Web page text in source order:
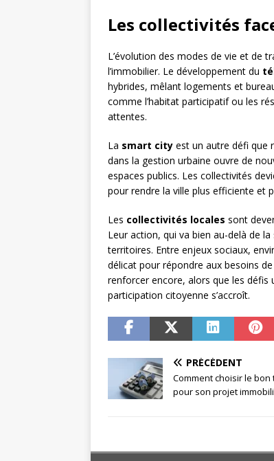
Les collectivités
L’évolution des modes de vie et de
l’immobilier. Le développement du
hybrides, mêlant logements et
comme l’habitat participatif ou les
attentes.
La smart city est un autre défi que
dans la gestion urbaine ouvre de
espaces publics. Les collectivités
pour rendre la ville plus efficiente et
Les collectivités locales sont
Leur action, qui va bien au-delà de
territoires. Entre enjeux sociaux,
délicat pour répondre aux besoins
renforcer encore, alors que les
participation citoyenne s’accroît.
PRÉCÉDENT
Comment choisir le
pour son projet